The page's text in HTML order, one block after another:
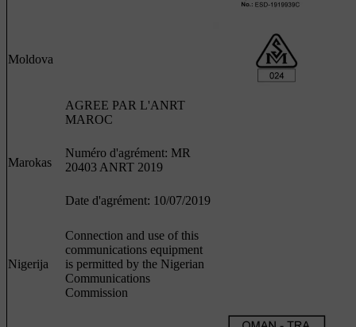
Moldova
Marokas
AGREE PAR L'ANRT
MAROC
Numéro d'agrément: MR
20403 ANRT 2019
Date d'agrément: 10/07/2019
Nigerija
Connection and use of this
communications equipment
is permitted by the Nigerian
Communications
Commission